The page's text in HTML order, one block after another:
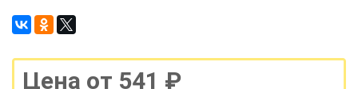
Цена от 541 ₽